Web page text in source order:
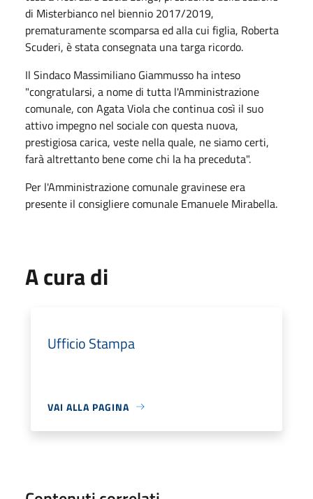
di Misterbianco nel biennio 2017/2019,
prematuramente scomparsa ed alla cui figlia, Roberta
Scuderi, è stata consegnata una targa ricordo.
Il Sindaco Massimiliano Giammusso ha inteso
"congratularsi, a nome di tutta l'Amministrazione
comunale, con Agata Viola che continua così il suo
attivo impegno nel sociale con questa nuova,
prestigiosa carica, veste nella quale, ne siamo certi,
farà altrettanto bene come chi la ha preceduta".
Per l'Amministrazione comunale gravinese era
presente il consigliere comunale Emanuele Mirabella.
A cura di
Ufficio Stampa
VAI ALLA PAGINA